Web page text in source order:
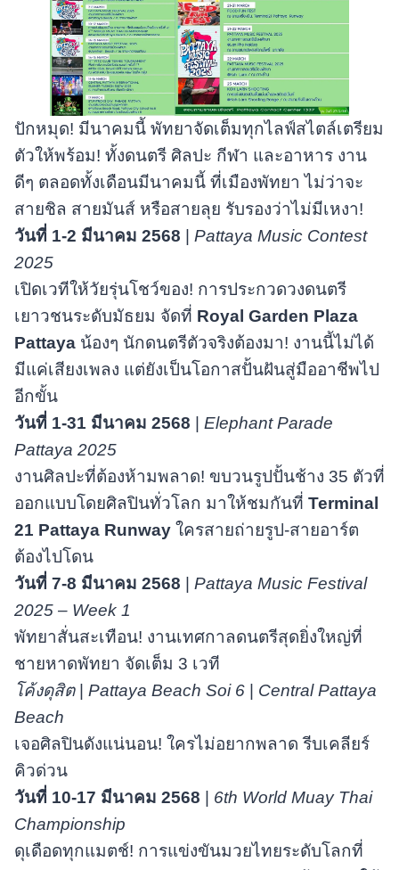
ปักหมุด! มีนาคมนี้ พัทยาจัดเต็มทุกไลฟ์สไตล์เตรียม
ตัวให้พร้อม! ทั้งดนตรี ศิลปะ กีฬา และอาหาร งาน
ดีๆ ตลอดทั้งเดือนมีนาคมนี้ ที่เมืองพัทยา ไม่ว่าจะ
สายชิล สายมันส์ หรือสายลุย รับรองว่าไม่มีเหงา!
วันที่ 1-2 มีนาคม 2568
Pattaya Music Contest
2025
เปิดเวทีให้วัยรุ่นโชว์ของ! การประกวดวงดนตรี
เยาวชนระดับมัธยม จัดที่ Royal Garden Plaza
Pattaya น้องๆ นักดนตรีตัวจริงต้องมา! งานนี้ไม่ได้
มีแค่เสียงเพลง แต่ยังเป็นโอกาสปั้นฝันสู่มืออาชีพไป
อีกขั้น
วันที่ 1-31 มีนาคม 2568
Elephant Parade
Pattaya 2025
งานศิลปะที่ต้องห้ามพลาด! ขบวนรูปปั้นช้าง 35 ตัวที่
ออกแบบโดยศิลปินทั่วโลก มาให้ชมกันที่ Terminal
21 Pattaya Runway ใครสายถ่ายรูป-สายอาร์ต
ต้องไปโดน
วันที่ 7-8 มีนาคม 2568
Pattaya Music Festival
2025 – Week 1
พัทยาสั่นสะเทือน! งานเทศกาลดนตรีสุดยิ่งใหญ่ที่
ชายหาดพัทยา จัดเต็ม 3 เวที
โค้งดุสิต| Pattaya Beach Soi 6
Central Pattaya
Beach
เจอศิลปินดังแน่นอน! ใครไม่อยากพลาด รีบเคลียร์
คิวด่วน
วันที่ 10-17 มีนาคม 2568
6th World Muay Thai
Championship
ดุเดือดทุกแมตช์! การแข่งขันมวยไทยระดับโลกที่